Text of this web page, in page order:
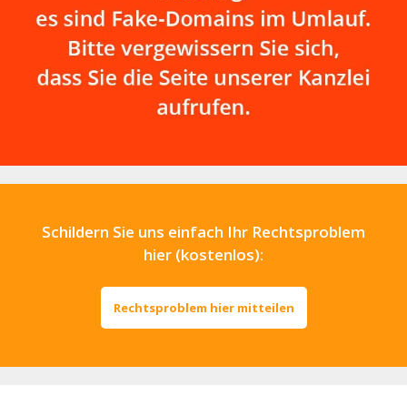
Schildern Sie uns einfach Ihr Rechtsproblem
hier (kostenlos):
Rechtsproblem hier mitteilen